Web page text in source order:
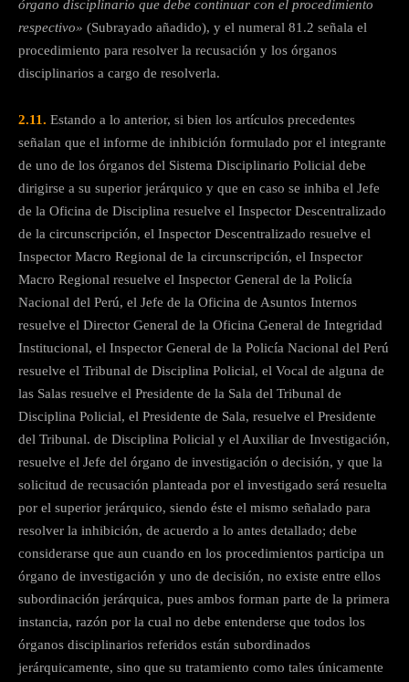
órgano disciplinario que debe continuar con el procedimiento
respectivo» (Subrayado añadido), y el numeral 81.2 señala el
procedimiento para resolver la recusación y los órganos
disciplinarios a cargo de resolverla.
2.11. Estando a lo anterior, si bien los artículos precedentes
señalan que el informe de inhibición formulado por el integrante
de uno de los órganos del Sistema Disciplinario Policial debe
dirigirse a su superior jerárquico y que en caso se inhiba el Jefe
de la Oficina de Disciplina resuelve el Inspector Descentralizado
de la circunscripción, el Inspector Descentralizado resuelve el
Inspector Macro Regional de la circunscripción, el Inspector
Macro Regional resuelve el Inspector General de la Policía
Nacional del Perú, el Jefe de la Oficina de Asuntos Internos
resuelve el Director General de la Oficina General de Integridad
Institucional, el Inspector General de la Policía Nacional del Perú
resuelve el Tribunal de Disciplina Policial, el Vocal de alguna de
las Salas resuelve el Presidente de la Sala del Tribunal de
Disciplina Policial, el Presidente de Sala, resuelve el Presidente
del Tribunal. de Disciplina Policial y el Auxiliar de Investigación,
resuelve el Jefe del órgano de investigación o decisión, y que la
solicitud de recusación planteada por el investigado será resuelta
por el superior jerárquico, siendo éste el mismo señalado para
resolver la inhibición, de acuerdo a lo antes detallado; debe
considerarse que aun cuando en los procedimientos participa un
órgano de investigación y uno de decisión, no existe entre ellos
subordinación jerárquica, pues ambos forman parte de la primera
instancia, razón por la cual no debe entenderse que todos los
órganos disciplinarios referidos están subordinados
jerárquicamente, sino que su tratamiento como tales únicamente